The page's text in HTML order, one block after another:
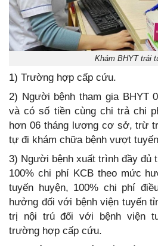
Khám BHYT trái
1) Trường hợp cấp cứu.
2) Người bệnh tham gia BHYT
và có số tiền cùng chi trả chi
hơn 06 tháng lương cơ sở, trừ
tự đi khám chữa bệnh vượt
3) Người bệnh xuất trình đầy đủ
100% chi phí KCB theo mức
tuyến huyện, 100% chi phí
hưởng đối với bệnh viện tuyến
trị nội trú đối với bệnh viện
trường hợp cấp cứu.